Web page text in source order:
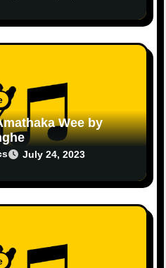
Wee by
July 24, 2023